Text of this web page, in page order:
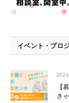
イベント・プロ
【
き